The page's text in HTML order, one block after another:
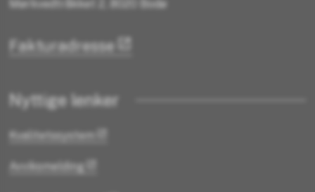
Mørkvedtråkket 2, 8020 Bodø
Fakturadresse
Nyttige lenker
Kvalitetssystem
Avviksmelding